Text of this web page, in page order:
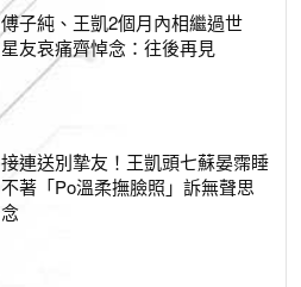
傅子純、王凱2個月內相繼過世
星友哀痛齊悼念：往後再見
接連送別摯友！王凱頭七蘇晏霈睡
不著「Po溫柔撫臉照」訴無聲思
念